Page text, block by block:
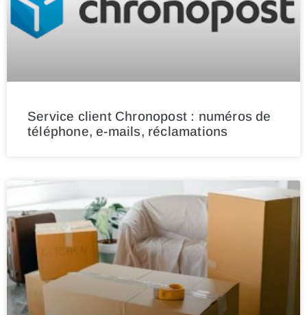
Service client Chronopost : numéros de
téléphone, e-mails, réclamations